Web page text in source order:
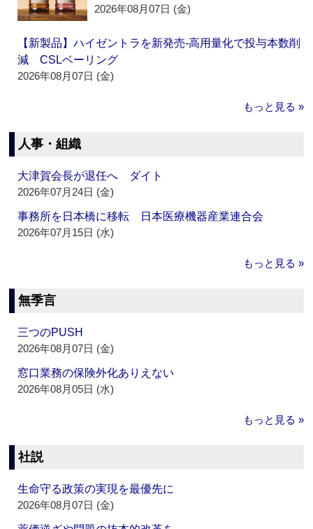
2026年08月07日 (金)
【新製品】ハイゼントラを新発売‐高用量化で投与本数削
減 CSLベーリング
2026年08月07日 (金)
もっと見る »
人事・組織
大津賀会長が退任へ ダイト
2026年07月24日 (金)
事務所を日本橋に移転 日本医療機器産業連合会
2026年07月15日 (水)
もっと見る »
無季言
三つのPUSH
2026年08月07日 (金)
窓口業務の保険外化ありえない
2026年08月05日 (水)
もっと見る »
社説
生命守る政策の実現を最優先に
2026年08月07日 (金)